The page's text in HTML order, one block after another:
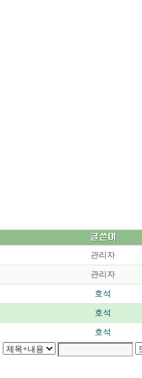
관리자
관리자
호석
호석
호석